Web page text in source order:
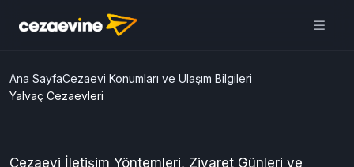
Cezaevine Mektup | Online
Mektup Yazdır ve Cezaevine
uygulamamızı kullanın
Ana Sayfa Cezaevi Konumları ve Ulaşım Bilgileri